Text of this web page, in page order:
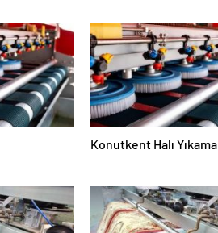
Konutkent Halı Yıkama